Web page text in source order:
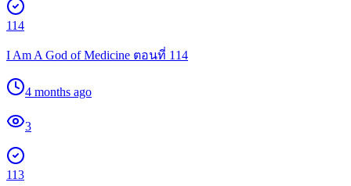
114
I Am A God of Medicine ตอนที่ 114
4 months ago
3
113